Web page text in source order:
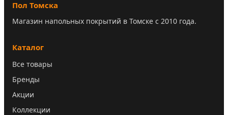
Пол Томска
Магазин напольных покрытий в Томске с 2010 года.
Каталог
Все товары
Бренды
Акции
Коллекции